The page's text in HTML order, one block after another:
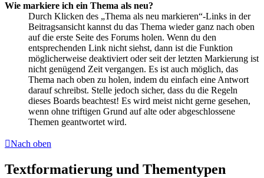
Wie markiere ich ein Thema als neu?
Durch Klicken des „Thema als neu markieren“-Links in der
Beitragsansicht kannst du das Thema wieder ganz nach oben
auf die erste Seite des Forums holen. Wenn du den
entsprechenden Link nicht siehst, dann ist die Funktion
möglicherweise deaktiviert oder seit der letzten Markierung ist
nicht genügend Zeit vergangen. Es ist auch möglich, das
Thema nach oben zu holen, indem du einfach eine Antwort
darauf schreibst. Stelle jedoch sicher, dass du die Regeln
dieses Boards beachtest! Es wird meist nicht gerne gesehen,
wenn ohne triftigen Grund auf alte oder abgeschlossene
Themen geantwortet wird.
Nach oben
Textformatierung und Thementypen